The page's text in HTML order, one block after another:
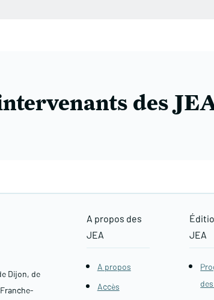
des
Dijon, de
A propos des
JEA
A propos
Accès
JEA